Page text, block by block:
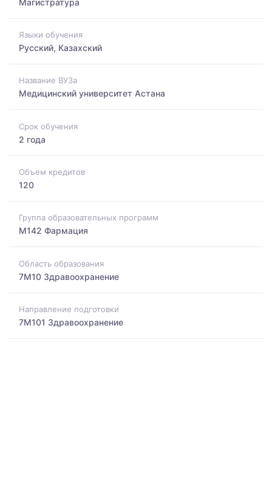
Языки обучения
Русский, Казахский
Название ВУЗа
Медицинский университет Астана
Срок обучения
2 года
Объем кредитов
120
Группа образовательных программ
M142 Фармация
Область образования
7M10 Здравоохранение
Направление подготовки
7M101 Здравоохранение